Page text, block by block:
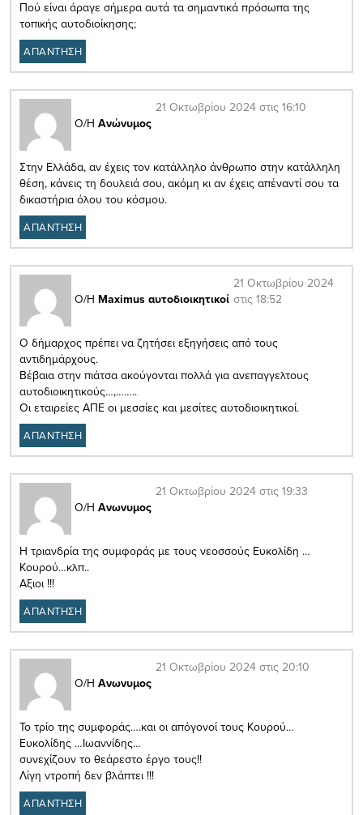
Πού είναι άραγε σήμερα αυτά τα σημαντικά πρόσωπα της
τοπικής αυτοδιοίκησης;
ΑΠΑΝΤΗΣΗ
Ο/Η Ανώνυμος
21 Οκτωβρίου 2024 στις 16:10
Στην Ελλάδα, αν έχεις τον κατάλληλο άνθρωπο στην κατάλληλη
θέση, κάνεις τη δουλειά σου, ακόμη κι αν έχεις απέναντί σου τα
δικαστήρια όλου του κόσμου.
ΑΠΑΝΤΗΣΗ
Ο/Η Maximus αυτοδιοικητικοί
21 Οκτωβρίου 2024
στις 18:52
Ο δήμαρχος πρέπει να ζητήσει εξηγήσεις από τους
αντιδημάρχους.
Βέβαια στην πιάτσα ακούγονται πολλά για ανεπαγγελτους
αυτοδιοικητικούς…,……..
Οι εταιρείες ΑΠΕ οι μεσσίες και μεσίτες αυτοδιοικητικοί.
ΑΠΑΝΤΗΣΗ
Ο/Η Ανωνυμος
21 Οκτωβρίου 2024 στις 19:33
Η τριανδρία της συμφοράς με τους νεοσσούς Ευκολίδη …
Κουρού…κλπ..
Αξιοι !!!
ΑΠΑΝΤΗΣΗ
Ο/Η Ανωνυμος
21 Οκτωβρίου 2024 στις 20:10
Το τρίο της συμφοράς….και οι απόγονοί τους Κουρού…
Ευκολίδης …Ιωαννίδης…
συνεχίζουν το θεάρεστο έργο τους!!
Λίγη ντροπή δεν βλάπτει !!!
ΑΠΑΝΤΗΣΗ